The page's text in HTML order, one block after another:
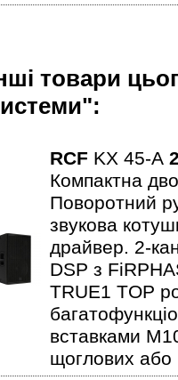
товари
RCF KX 45-A
Компактна
Поворотний
звукова
драйвер. 2-
DSP з
TRUE1 TOP
вставками
щоглових або